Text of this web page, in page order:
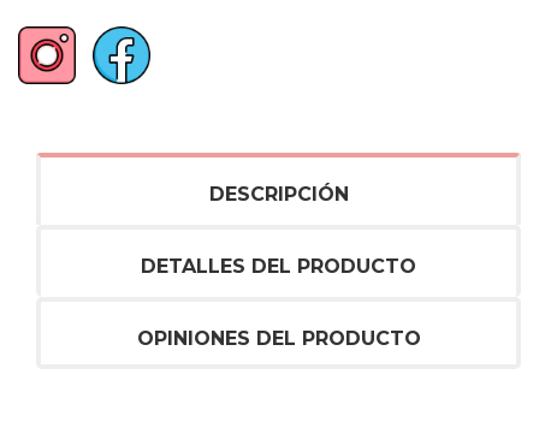
DESCRIPCIÓN
DETALLES DEL PRODUCTO
OPINIONES DEL PRODUCTO